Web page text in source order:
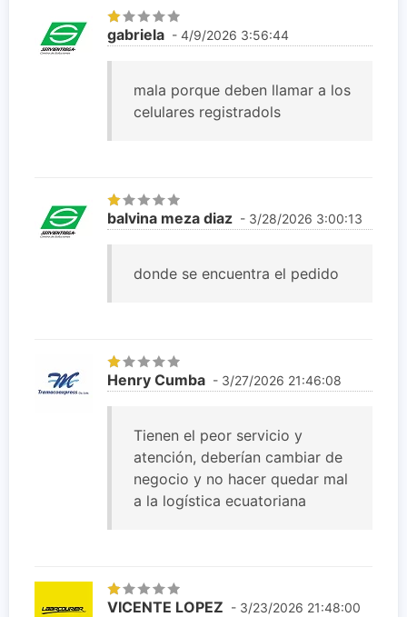
gabriela - 4/9/2026 3:56:44
mala porque deben llamar a los
celulares registradols
balvina meza diaz - 3/28/2026 3:00:13
donde se encuentra el pedido
Henry Cumba - 3/27/2026 21:46:08
Tienen el peor servicio y
atención, deberían cambiar de
negocio y no hacer quedar mal
a la logística ecuatoriana
VICENTE LOPEZ - 3/23/2026 21:48:00